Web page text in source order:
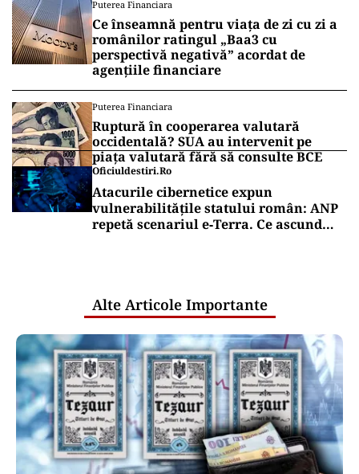
Puterea Financiara
Ce înseamnă pentru viața de zi cu zi a
românilor ratingul „Baa3 cu
perspectivă negativă” acordat de
agențiile financiare
Puterea Financiara
Ruptură în cooperarea valutară
occidentală? SUA au intervenit pe
piața valutară fără să consulte BCE
Oficiuldestiri.ro
Atacurile cibernetice expun
vulnerabilitățile statului român: ANP
repetă scenariul e‑Terra. Ce ascund
Alte Articole Importante